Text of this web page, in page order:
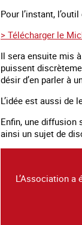
Pour l’instant,
> Télécharger le
Il sera ensuite mis
puissent
désir d’en parler à
L’idée est aussi de
Enfin, une diffusion
ainsi un sujet de
L’Association a